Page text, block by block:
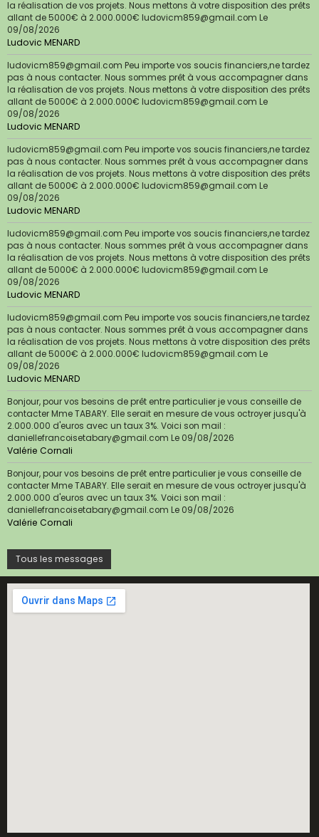
la réalisation de vos projets. Nous mettons à votre disposition des prêts
allant de 5000€ à 2.000.000€ ludovicm859@gmail.com Le
09/08/2026
Ludovic MENARD
ludovicm859@gmail.com Peu importe vos soucis financiers,ne tardez
pas à nous contacter. Nous sommes prêt à vous accompagner dans
la réalisation de vos projets. Nous mettons à votre disposition des prêts
allant de 5000€ à 2.000.000€ ludovicm859@gmail.com Le
09/08/2026
Ludovic MENARD
ludovicm859@gmail.com Peu importe vos soucis financiers,ne tardez
pas à nous contacter. Nous sommes prêt à vous accompagner dans
la réalisation de vos projets. Nous mettons à votre disposition des prêts
allant de 5000€ à 2.000.000€ ludovicm859@gmail.com Le
09/08/2026
Ludovic MENARD
ludovicm859@gmail.com Peu importe vos soucis financiers,ne tardez
pas à nous contacter. Nous sommes prêt à vous accompagner dans
la réalisation de vos projets. Nous mettons à votre disposition des prêts
allant de 5000€ à 2.000.000€ ludovicm859@gmail.com Le
09/08/2026
Ludovic MENARD
ludovicm859@gmail.com Peu importe vos soucis financiers,ne tardez
pas à nous contacter. Nous sommes prêt à vous accompagner dans
la réalisation de vos projets. Nous mettons à votre disposition des prêts
allant de 5000€ à 2.000.000€ ludovicm859@gmail.com Le
09/08/2026
Ludovic MENARD
Bonjour, pour vos besoins de prêt entre particulier je vous conseille de
contacter Mme TABARY. Elle serait en mesure de vous octroyer jusqu'à
2.000.000 d'euros avec un taux 3%. Voici son mail :
daniellefrancoisetabary@gmail.com Le 09/08/2026
Valérie Cornali
Bonjour, pour vos besoins de prêt entre particulier je vous conseille de
contacter Mme TABARY. Elle serait en mesure de vous octroyer jusqu'à
2.000.000 d'euros avec un taux 3%. Voici son mail :
daniellefrancoisetabary@gmail.com Le 09/08/2026
Valérie Cornali
Tous les messages